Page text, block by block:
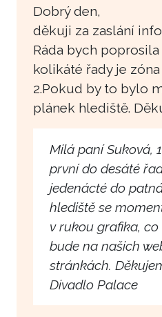
Dobrý den,
děkuji za zaslání
Ráda bych
kolikáté řady je
2.Pokud by to bylo
plánek hlediště.
Milá paní Suková,
první do desáté
jedenácté do
hlediště se
v rukou grafika, co
bude na našich
stránkách.
Divadlo Palace